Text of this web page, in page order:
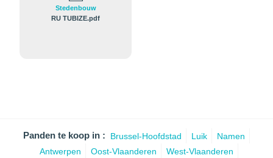
Stedenbouw
RU TUBIZE.pdf
Panden te koop in : Brussel-Hoofdstad Luik
Namen
Antwerpen
Oost-Vlaanderen
West-Vlaanderen